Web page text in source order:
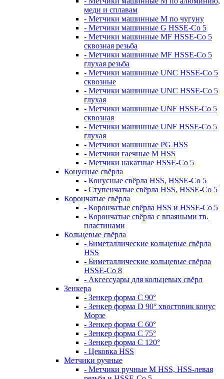
меди и сплавам
- Метчики машинные M по чугуну
- Метчики машинные G HSSE-Co 5
- Метчики машинные MF HSSE-Co 5
сквозная резьба
- Метчики машинные MF HSSE-Co 5
глухая резьба
- Метчики машинные UNC HSSE-Co 5
сквозные
- Метчики машинные UNC HSSE-Co 5
глухая
- Метчики машинные UNF HSSE-Co 5
сквозная
- Метчики машинные UNF HSSE-Co 5
глухая
- Метчики машинные PG HSS
- Метчики гаечные M HSS
- Метчики накатные HSSE-Co 5
Конусные свёрла
- Конусные свёрла HSS, HSSE-Co 5
- Ступенчатые свёрла HSS, HSSE-Co 5
Корончатые свёрла
- Корончатые свёрла HSS и HSSE-Co 5
- Корончатые свёрла с впаяными тв.
пластинами
Кольцевые свёрла
- Биметаллические кольцевые свёрла
HSS
- Биметаллические кольцевые свёрла
HSSE-Co 8
- Аксессуары для кольцевых свёрл
Зенкера
- Зенкер форма С 90°
- Зенкер форма D 90° хвостовик конус
Морзе
- Зенкер форма С 60°
- Зенкер форма С 75°
- Зенкер форма С 120°
- Цековка HSS
Метчики ручные
- Метчики ручные M HSS, HSS-левая